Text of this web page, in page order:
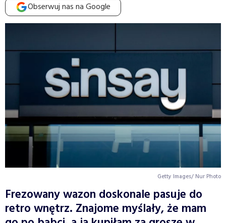
Obserwuj nas na Google
Getty Images/ Nur Photo
Frezowany wazon doskonale pasuje do
retro wnętrz. Znajome myślały, że mam